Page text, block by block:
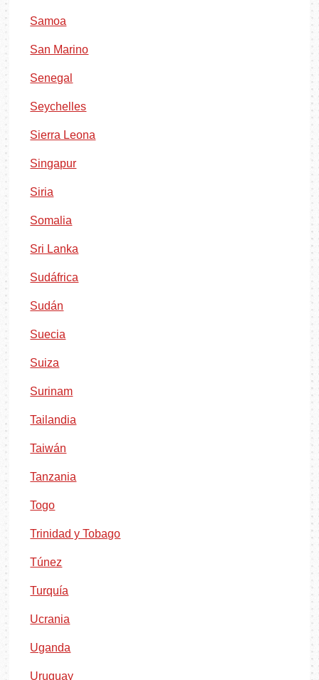
Samoa
San Marino
Senegal
Seychelles
Sierra Leona
Singapur
Siria
Somalia
Sri Lanka
Sudáfrica
Sudán
Suecia
Suiza
Surinam
Tailandia
Taiwán
Tanzania
Togo
Trinidad y Tobago
Túnez
Turquía
Ucrania
Uganda
Uruguay